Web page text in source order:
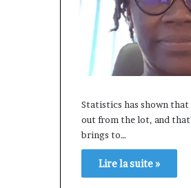
Statistics has shown
out from the lot, and
brings to…
Lire la suite »